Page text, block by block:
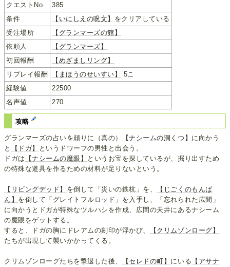
クエストNo.
385
条件
【いにしえの呪文】 をクリアしている
受注場所
【グランマーズの館】
依頼人
【グランマーズ】
初回報酬
【めざましリング】
リプレイ報酬
【まほうのせいすい】
5こ
経験値
22500
名声値
270
攻略
グランマーズの占いを頼りに（真の） 【ナシームの洞くつ】 に向かう
と
【ドガ】
というドワーフの男性と出会う。
ドガは
【ナシームの魔眼】
というお宝を探しているが、掘り出すため
の特殊な道具を作るための材料が足りないという。
【リビングデッド】 を倒して「災いの鉄杭」を、
【じごくのもんば
ん】 を倒して「グレイトフルロッド」を入手し、「忘れられた広間」
に向かうとドガが特殊なツルハシを作成、広間の天井にあるナシーム
の魔眼をゲットする。
すると、ドガの胸にドレアムの刻印が浮かび、
【クリムゾンローグ】
たちが出現して襲いかかってくる。
クリムゾンローグたちを撃退した後、 【セレドの町】 にいる 【アサナ